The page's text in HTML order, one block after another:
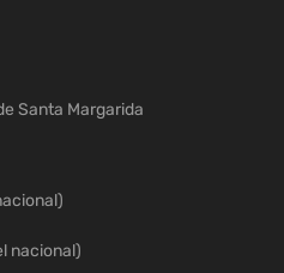
Santa Margarida
nacional)